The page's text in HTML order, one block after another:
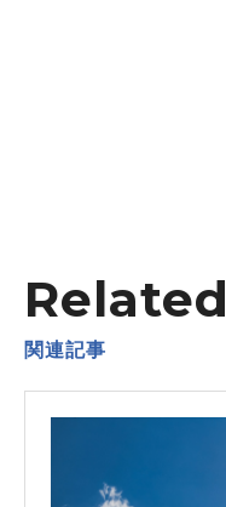
Related
関連記事